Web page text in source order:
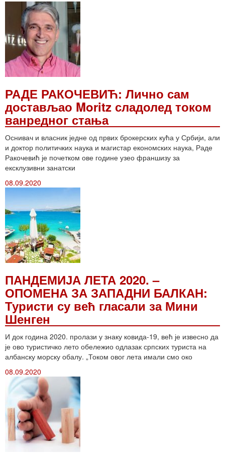
РАДЕ РАКОЧЕВИЋ: Лично сам
достављао Moritz сладолед током
ванредног стања
Оснивач и власник једне од првих брокерских кућа у Србији, али
и доктор политичких наука и магистар економских наука, Раде
Ракочевић је почетком ове године узео франшизу за
ексклузивни занатски
08.09.2020
ПАНДЕМИЈА ЛЕТА 2020. –
ОПОМЕНА ЗА ЗАПАДНИ БАЛКАН:
Туристи су већ гласали за Мини
Шенген
И док година 2020. пролази у знаку ковида-19, већ је извесно да
је ово туристичко лето обележио одлазак српских туриста на
албанску морску обалу. „Током овог лета имали смо око
08.09.2020